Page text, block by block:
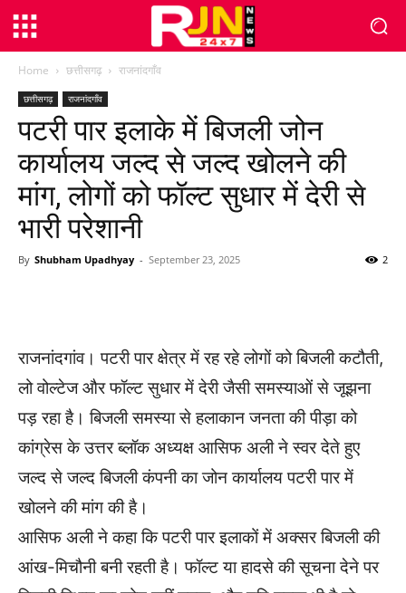
Home छत्तीसगढ़ राजनांदगाँव
छत्तीसगढ़ राजनांदगाँव
पटरी पार इलाके में बिजली जोन
कार्यालय जल्द से जल्द खोलने की
मांग, लोगों को फॉल्ट सुधार में देरी से
भारी परेशानी
By Shubham Upadhyay - September 23, 2025 2
राजनांदगांव। पटरी पार क्षेत्र में रह रहे लोगों को बिजली कटौती,
लो वोल्टेज और फॉल्ट सुधार में देरी जैसी समस्याओं से जूझना
पड़ रहा है। बिजली समस्या से हलाकान जनता की पीड़ा को
कांग्रेस के उत्तर ब्लॉक अध्यक्ष आसिफ अली ने स्वर देते हुए
जल्द से जल्द बिजली कंपनी का जोन कार्यालय पटरी पार में
खोलने की मांग की है।
आसिफ अली ने कहा कि पटरी पार इलाकों में अक्सर बिजली की
आंख-मिचौनी बनी रहती है। फॉल्ट या हादसे की सूचना देने पर